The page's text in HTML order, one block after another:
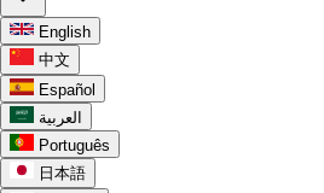
English
中文
Español
العربية
Português
日本語